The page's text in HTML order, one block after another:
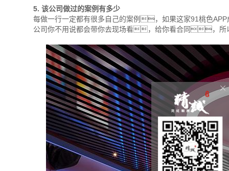
5. 该公司做过的案例有多少
每做一行一定都有很多自己的案例，如果这家91桃色
公司你不用说都会带你去现场看，给你看合同，所